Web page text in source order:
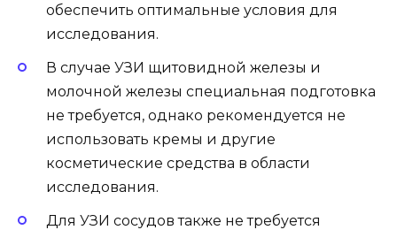
обеспечить оптимальные условия для
исследования.
В случае УЗИ щитовидной железы и
молочной железы специальная подготовка
не требуется, однако рекомендуется не
использовать кремы и другие
косметические средства в области
исследования.
Для УЗИ сосудов также не требуется